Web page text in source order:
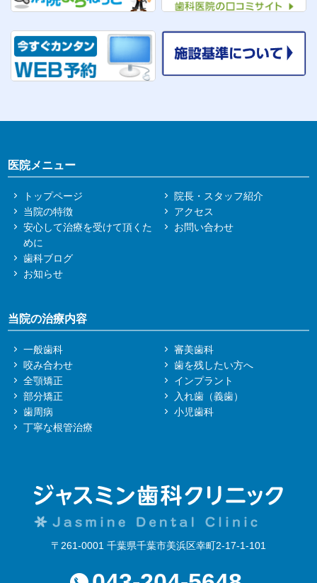
医院メニュー
トップページ
当院の特徴
安心して治療を受けて頂くた
めに
歯科ブログ
お知らせ
院長・スタッフ紹介
アクセス
お問い合わせ
当院の治療内容
一般歯科
咬み合わせ
全顎矯正
部分矯正
歯周病
丁寧な根管治療
審美歯科
歯を残したい方へ
インプラント
入れ歯（義歯）
小児歯科
〒261-0001 千葉県千葉市美浜区幸町2-17-1-101